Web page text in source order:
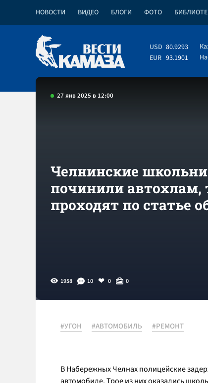
НОВОСТИ ВИДЕО БЛОГИ ФОТО
USD 80.9293
EUR 93.1901
27 янв 2025 в 12:00
Челнинские
починили автохлам,
проходят по статье
1958 10 0 0
#УГОН #АВТОМОБИЛЬ #РЕМОНТ
В Набережных Челнах полицейские